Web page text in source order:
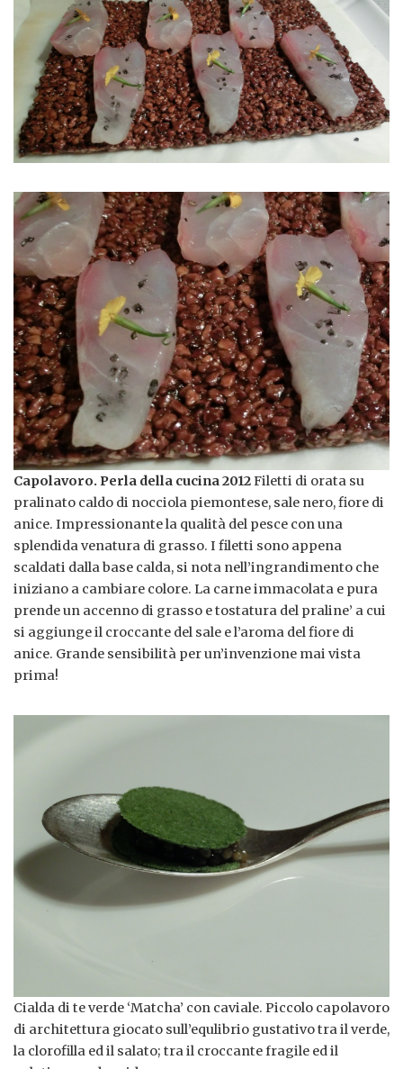
Capolavoro. Perla della cucina 2012Filetti di orata su
pralinato caldo di nocciola piemontese, sale nero, fiore di
anice. Impressionante la qualità del pesce con una
splendida venatura di grasso. I filetti sono appena
scaldati dalla base calda, si nota nell’ingrandimento che
iniziano a cambiare colore. La carne immacolata e pura
prende un accenno di grasso e tostatura del praline’ a cui
si aggiunge il croccante del sale e l’aroma del fiore di
anice. Grande sensibilità per un’invenzione mai vista
prima!
Cialda di te verde ‘Matcha’ con caviale. Piccolo capolavoro
di architettura giocato sull’equlibrio gustativo tra il verde,
la clorofilla ed il salato; tra il croccante fragile ed il